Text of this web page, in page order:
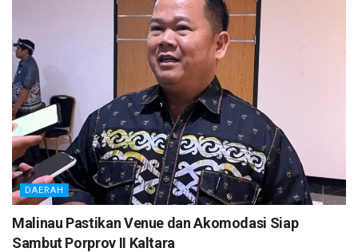
DAERAH
Malinau Pastikan Venue dan Akomodasi Siap
Sambut Porprov II Kaltara